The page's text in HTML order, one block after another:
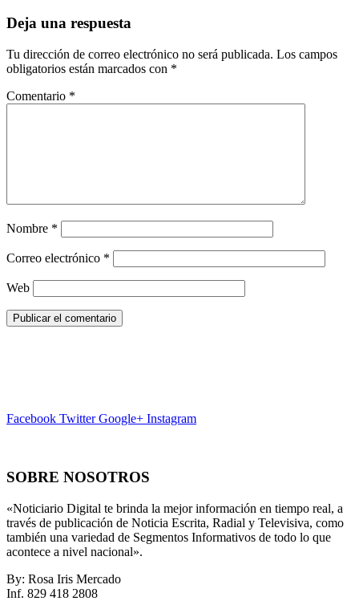
Deja una respuesta
Tu dirección de correo electrónico no será publicada. Los campos
obligatorios están marcados con *
Comentario *
Nombre *
Correo electrónico *
Web
Facebook Twitter Google+ Instagram
SOBRE NOSOTROS
«Noticiario Digital te brinda la mejor información en tiempo real, a
través de publicación de Noticia Escrita, Radial y Televisiva, como
también una variedad de Segmentos Informativos de todo lo que
acontece a nivel nacional».
By: Rosa Iris Mercado
Inf. 829 418 2808